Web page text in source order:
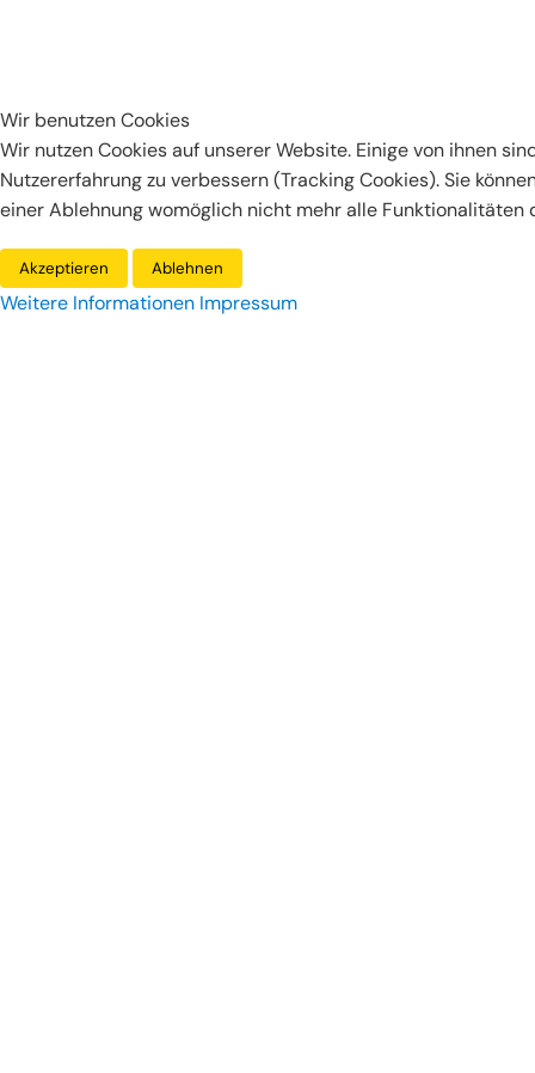
Wir benutzen Cookies
Wir nutzen Cookies auf unserer Website. Einige von ihnen
Nutzererfahrung zu verbessern (Tracking Cookies). Sie
einer Ablehnung womöglich nicht mehr alle Funktionalitäten
Akzeptieren Ablehnen
Weitere Informationen Impressum